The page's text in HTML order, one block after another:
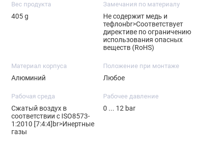
Вес продукта
405 g
Замечания по материалу
Не содержит медь и
тефлонbr>Соответствует
директиве по ограничению
использования опасных
веществ (RoHS)
Материал корпуса
Алюминий
Положение при монтаже
Любое
Рабочая среда
Сжатый воздух в
соответствии с ISO8573-
1:2010 [7:4:4]br>Инертные
газы
Рабочее давление
0 ... 12 bar